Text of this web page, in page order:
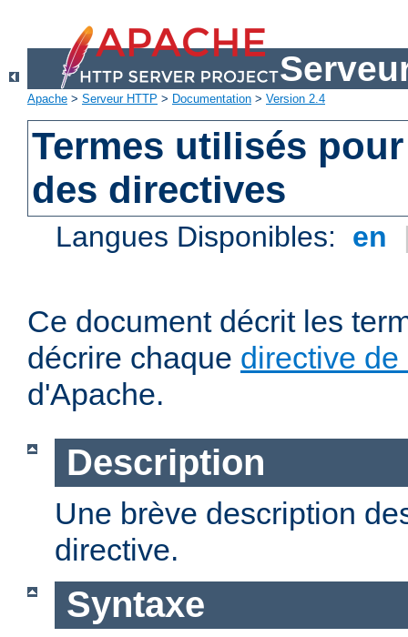
Apache > Serveur HTTP > Documentation > Version 2.4
Termes utilisés
des directives
Langues Disponibles: en
Ce document décrit les
décrire chaque directive
d'Apache.
Description
Une brève description
directive.
Syntaxe